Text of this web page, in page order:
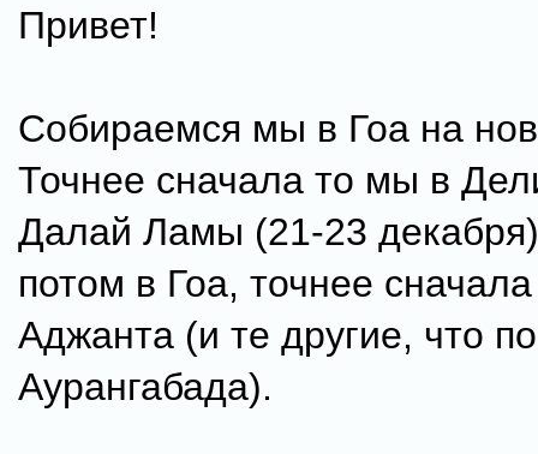
Привет!
Собираемся мы в Гоа на
Точнее сначала то мы в
Далай Ламы (21-23
потом в Гоа, точнее
Аджанта (и те другие, что
Аурангабада).